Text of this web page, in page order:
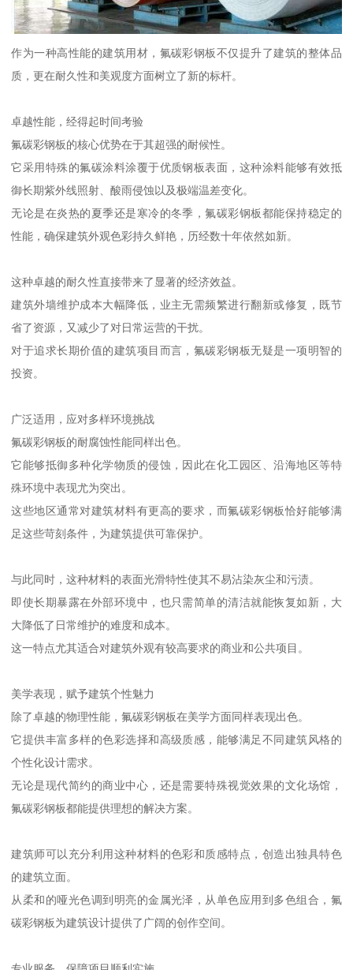
作为一种高性能的建筑用材，氟碳彩钢板不仅提升了建筑的整体品
质，更在耐久性和美观度方面树立了新的标杆。
卓越性能，经得起时间考验
氟碳彩钢板的核心优势在于其超强的耐候性。
它采用特殊的氟碳涂料涂覆于优质钢板表面，这种涂料能够有效抵
御长期紫外线照射、酸雨侵蚀以及极端温差变化。
无论是在炎热的夏季还是寒冷的冬季，氟碳彩钢板都能保持稳定的
性能，确保建筑外观色彩持久鲜艳，历经数十年依然如新。
这种卓越的耐久性直接带来了显著的经济效益。
建筑外墙维护成本大幅降低，业主无需频繁进行翻新或修复，既节
省了资源，又减少了对日常运营的干扰。
对于追求长期价值的建筑项目而言，氟碳彩钢板无疑是一项明智的
投资。
广泛适用，应对多样环境挑战
氟碳彩钢板的耐腐蚀性能同样出色。
它能够抵御多种化学物质的侵蚀，因此在化工园区、沿海地区等特
殊环境中表现尤为突出。
这些地区通常对建筑材料有更高的要求，而氟碳彩钢板恰好能够满
足这些苛刻条件，为建筑提供可靠保护。
与此同时，这种材料的表面光滑特性使其不易沾染灰尘和污渍。
即使长期暴露在外部环境中，也只需简单的清洁就能恢复如新，大
大降低了日常维护的难度和成本。
这一特点尤其适合对建筑外观有较高要求的商业和公共项目。
美学表现，赋予建筑个性魅力
除了卓越的物理性能，氟碳彩钢板在美学方面同样表现出色。
它提供丰富多样的色彩选择和高级质感，能够满足不同建筑风格的
个性化设计需求。
无论是现代简约的商业中心，还是需要特殊视觉效果的文化场馆，
氟碳彩钢板都能提供理想的解决方案。
建筑师可以充分利用这种材料的色彩和质感特点，创造出独具特色
的建筑立面。
从柔和的哑光色调到明亮的金属光泽，从单色应用到多色组合，氟
碳彩钢板为建筑设计提供了广阔的创作空间。